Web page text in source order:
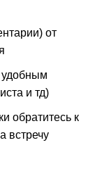
от
и тд)
обратитесь к
встречу